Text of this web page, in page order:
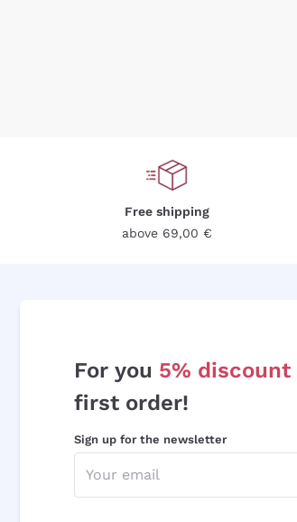
Free shipping
above 69,00 €
For you 5% discount
first order!
Sign up for the newsletter